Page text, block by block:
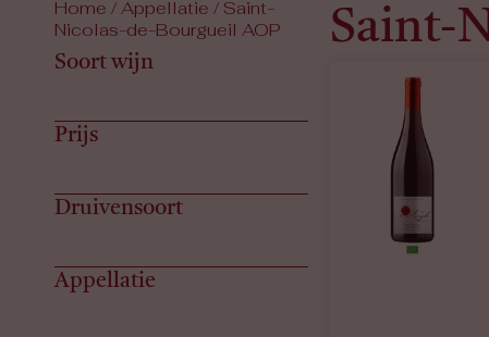
Home / Appellatie / Saint-
Nicolas-de-Bourgueil AOP
Soort wijn
Prijs
Druivensoort
Appellatie
Saint-